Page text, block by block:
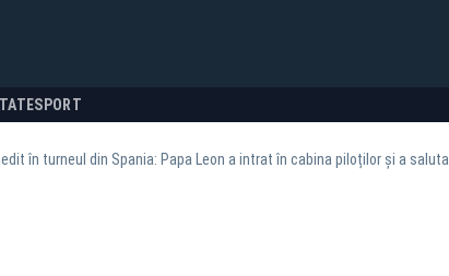
SPORT
în turneul din Spania: Papa Leon a intrat în cabina piloților și a